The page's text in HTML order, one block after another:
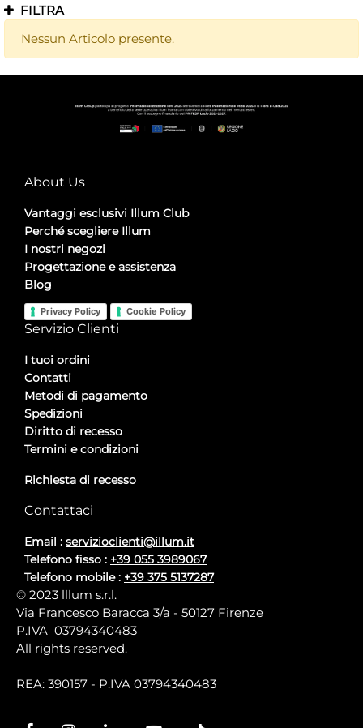
FILTRA
Nessun Articolo presente.
About Us
Vantaggi esclusivi Illum Club
Perché scegliere Illum
I nostri negozi
Progettazione e assistenza
Blog
Privacy Policy Cookie Policy
Servizio Clienti
I tuoi ordini
Contatti
Metodi di pagamento
Spedizioni
Diritto di recesso
Termini e condizioni
Richiesta di recesso
Contattaci
Email : servizioclienti@illum.it
Telefono fisso : +39 055 3989067
Telefono mobile : +39 375 5137287
© 2023 lllum s.r.l.
Via Francesco Baracca 3/a - 50127 Firenze
P.IVA 03794340483
All rights reserved.
REA: 390157 - P.IVA 03794340483